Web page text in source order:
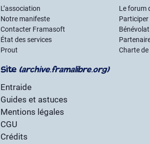
L’association
Notre manifeste
Contacter Framasoft
État des services
Prout
Le forum
Participer
Charte
Site (archive.framalibre.org)
Entraide
Guides et astuces
Mentions légales
CGU
Crédits